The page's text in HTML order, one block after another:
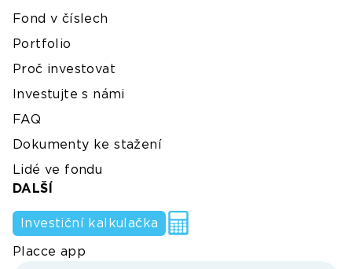
Fond v číslech
Portfolio
Proč investovat
Investujte s námi
FAQ
Dokumenty ke stažení
Lidé ve fondu
DALŠÍ
Investiční kalkulačka
Placce app